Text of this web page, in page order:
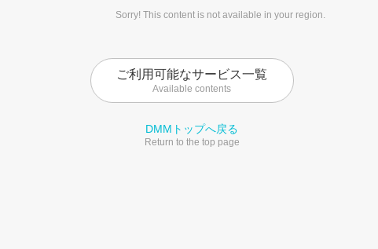
Sorry! This content is not available in your region.
ご利用可能なサービス一覧
Available contents
DMMトップへ戻る
Return to the top page